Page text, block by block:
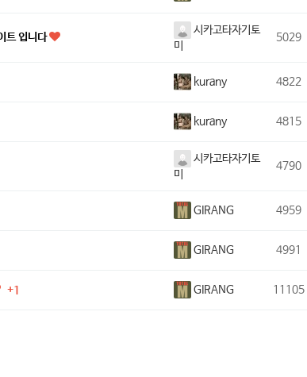
트 입니다
시카고타자기토
미
5029
kurany 4822
kurany 4815
시카고타자기토
미
4790
GIRANG 4959
GIRANG 4991
+1 GIRANG 11105